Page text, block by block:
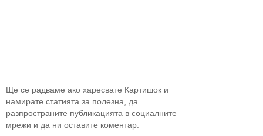
Ще се радваме ако харесвате Картишок и
намирате статията за полезна, да
разпространите публикацията в социалните
мрежи и да ни оставите коментар.